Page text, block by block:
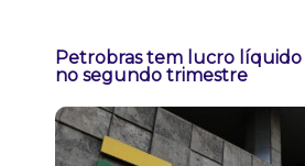
Petrobras tem lucro líquido
no segundo trimestre